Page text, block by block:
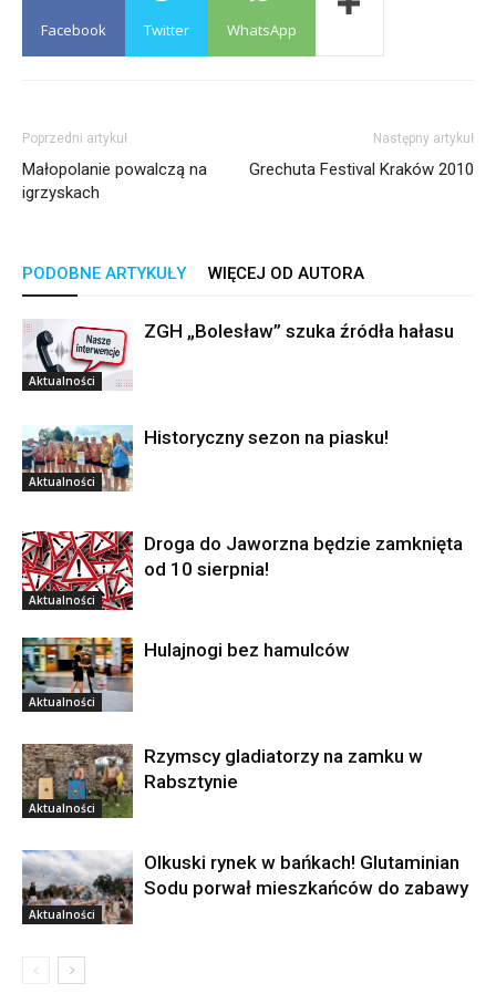
Facebook Twitter WhatsApp
Poprzedni artykuł
Małopolanie powalczą na
igrzyskach
Następny artykuł
Grechuta Festival Kraków 2010
PODOBNE ARTYKUŁY WIĘCEJ OD AUTORA
Aktualności
ZGH „Bolesław” szuka źródła hałasu
Aktualności
Historyczny sezon na piasku!
Aktualności
Droga do Jaworzna będzie zamknięta
od 10 sierpnia!
Aktualności
Hulajnogi bez hamulców
Aktualności
Rzymscy gladiatorzy na zamku w
Rabsztynie
Aktualności
Olkuski rynek w bańkach! Glutaminian
Sodu porwał mieszkańców do zabawy